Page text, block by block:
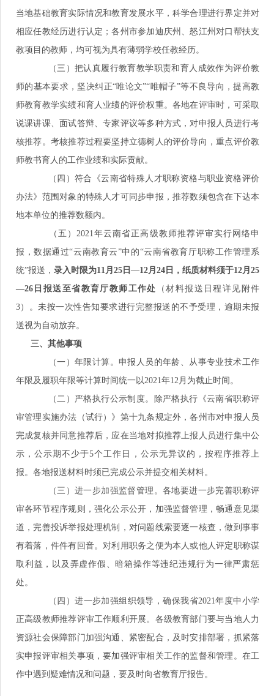
当地基础教育实际情况和教育发展水平，科学合理进行界定并对
相应任教经历进行认定；各州市参加迪庆州、怒江州对口帮扶支
教项目的教师，均可视为具有薄弱学校任教经历。
（三）把认真履行教育教学职责和育人成效作为评价教
师的基本要求，坚决纠正“唯论文”“唯帽子”等不良导向，提高教
师教育教学实绩和育人业绩的评价权重。各地在评审时，可采取
说课讲课、面试答辩、专家评议等多种方式，对申报人员进行考
核推荐。考核推荐过程要坚持立德树人的评价导向，重点评价教
师教书育人的工作业绩和实际贡献。
（四）符合《云南省特殊人才职称资格与职业资格评价
办法》范围对象的特殊人才可同步申报，推荐数须包含在下达本
地本单位的推荐数额内。
（五）2021年云南省正高级教师推荐评审实行网络申
报，数据通过“云南教育云”中的“云南省教育厅职称工作管理系
统”报送， 录入时限为11月25日—12月24日，纸质材料须于12月25
—26日报送至省教育厅教师工作处
（材料报送日程详见附件
3）。未按一次性告知要求进行完整报送的不予受理，逾期未报
送视为自动放弃。
三、其他事项
（一）年限计算。申报人员的年龄、从事专业技术工作
年限及履职年限等计算时间统一以2021年12月为截止时间。
（二）严格执行公示制度。除严格执行《云南省职称评
审管理实施办法（试行）》第十九条规定外，各州市对申报人员
完成复核并同意推荐后，应在当地对拟推荐上报人员进行集中公
示，公示期不少于5个工作日，公示无异议的，按程序推荐上
报。各地报送材料时须已完成公示并提交相关材料。
（三）进一步加强监督管理。各地要进一步完善职称评
审各环节程序规则，强化公示公开，加强监督管理，畅通意见渠
道，完善投诉举报处理机制，对问题线索要逐一核查，做到事事
有着落，件件有回音。对利用职务之便为本人或他人评定职称谋
取利益，以及弄虚作假、暗箱操作等违纪违规行为一律严肃惩
处。
（四）进一步加强组织领导，确保我省2021年度中小学
正高级教师推荐评审工作顺利开展。各级教育部门要与当地人力
资源社会保障部门加强沟通、紧密配合，及时安排部署，抓紧落
实申报评审相关事项，要加强评审相关工作的监督和管理。在工
作中遇到疑难情况和问题，要及时向省教育厅报告。